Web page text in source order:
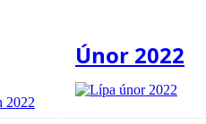
Únor 2022